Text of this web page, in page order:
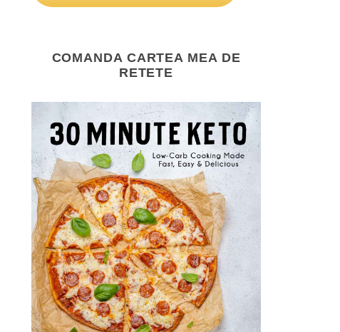
COMANDA CARTEA MEA DE
RETETE